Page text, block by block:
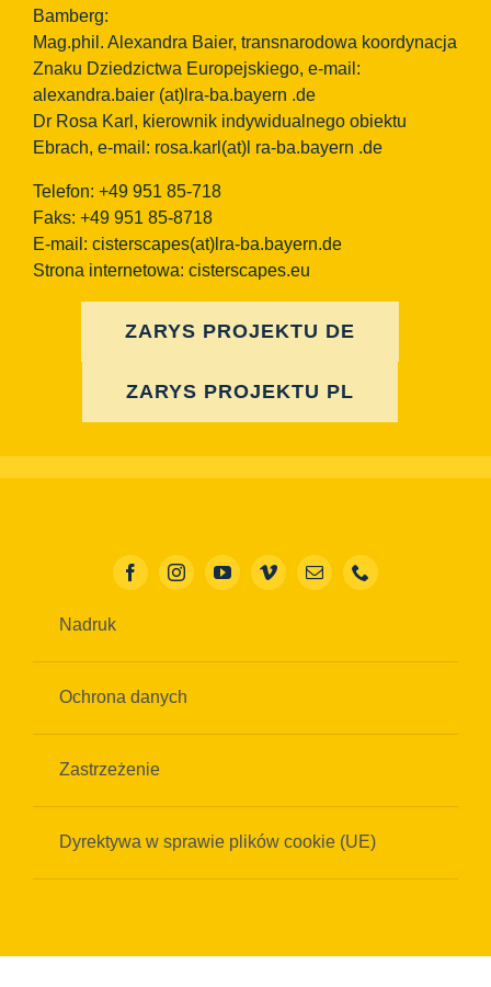
Bamberg:
Mag.phil. Alexandra Baier, transnarodowa koordynacja
Znaku Dziedzictwa Europejskiego, e-mail:
alexandra.baier (at)lra-ba.bayern .de
Dr Rosa Karl, kierownik indywidualnego obiektu
Ebrach, e-mail: rosa.karl(at)l ra-ba.bayern .de
Telefon: +49 951 85-718
Faks: +49 951 85-8718
E-mail: cisterscapes(at)lra-ba.bayern.de
Strona internetowa: cisterscapes.eu
ZARYS PROJEKTU DE
ZARYS PROJEKTU PL
Nadruk
Ochrona danych
Zastrzeżenie
Dyrektywa w sprawie plików cookie (UE)